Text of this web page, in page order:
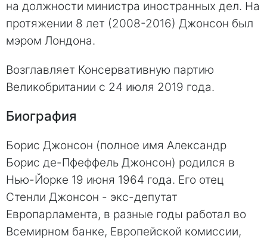
на должности министра иностранных дел. На
протяжении 8 лет (2008-2016) Джонсон был
мэром Лондона.
Возглавляет Консервативную партию
Великобритании с 24 июля 2019 года.
Биография
Борис Джонсон (полное имя Александр
Борис де-Пфеффель Джонсон) родился в
Нью-Йорке 19 июня 1964 года. Его отец
Стенли Джонсон - экс-депутат
Европарламента, в разные годы работал во
Всемирном банке, Европейской комиссии,